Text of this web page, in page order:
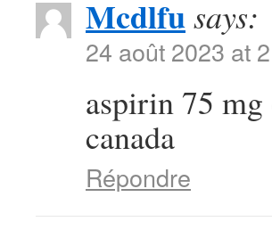
Mcdlfusays:
24 août 2023 at
aspirin 75
canada
Répondre